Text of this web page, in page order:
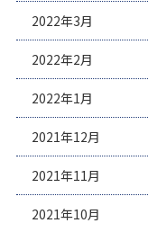
2022年3月
2022年2月
2022年1月
2021年12月
2021年11月
2021年10月